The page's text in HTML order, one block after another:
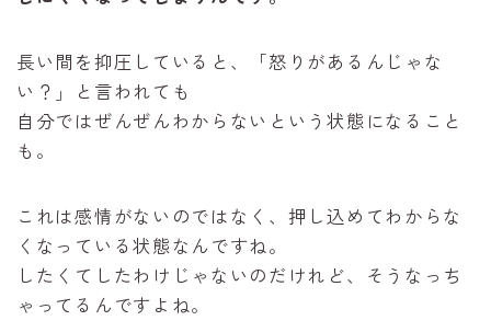
長い間を抑圧していると、「怒りがあるんじゃな
い？」と言われても
自分ではぜんぜんわからないという状態になること
も。
これは感情がないのではなく、押し込めてわからな
くなっている状態なんですね。
したくてしたわけじゃないのだけれど、そうなっち
ゃってるんですよね。